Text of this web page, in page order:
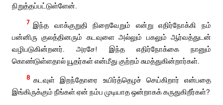
நிறுத்தப்பட்டுள்ளேன்.
7 இந்த வாக்குறுதி நிறைவேறும் என்று எதிர்நோக்கி நம்
பன்னிரு குலத்தினரும் கடவுளை அல்லும் பகலும் ஆர்வத்துடன்
வழிபடுகின்றனர். அரசே! இந்த எதிர்நோக்கை நானும்
கொண்டுள்ளதால் யூதர்கள் என்மீது குற்றம் சுமத்துகின்றார்கள்.
8 கடவுள் இறந்தோரை உயிர்த்தெழச் செய்கிறார் என்பதை
இங்கிருக்கும் நீங்கள் ஏன் நம்ப முடியாத ஒன்றாகக் கருதுகிறீர்கள்?